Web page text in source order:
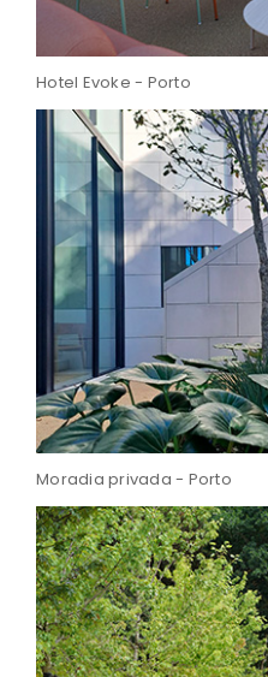
Hotel Evoke - Porto
Moradia privada - Porto